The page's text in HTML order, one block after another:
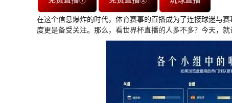
在这个信息爆炸的时代，体育赛事的直播成为了连接球迷与
度更是备受关注。那么，看世界杯直播的人多不多？今天，